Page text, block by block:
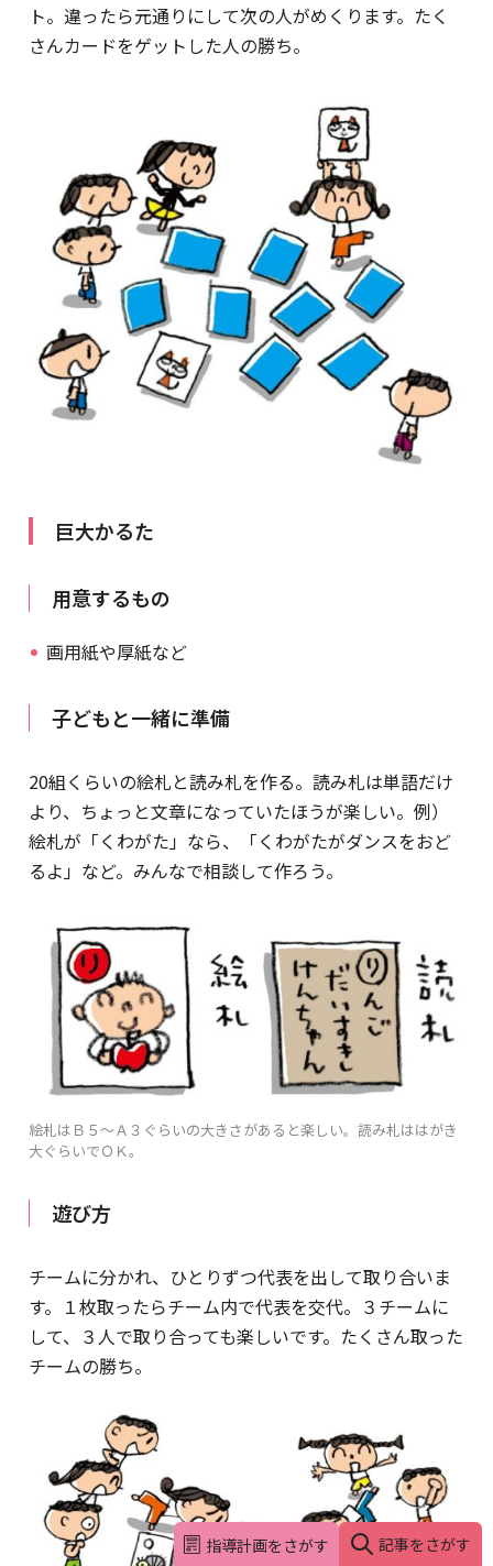
ト。違ったら元通りにして次の人がめくります。たく
さんカードをゲットした人の勝ち。
巨大かるた
用意するもの
画用紙や厚紙など
子どもと一緒に準備
20組くらいの絵札と読み札を作る。読み札は単語だけ
より、ちょっと文章になっていたほうが楽しい。例）
絵札が「くわがた」なら、「くわがたがダンスをおど
るよ」など。みんなで相談して作ろう。
絵札はＢ５～Ａ３ぐらいの大きさがあると楽しい。読み札ははがき
大ぐらいでＯＫ。
遊び方
チームに分かれ、ひとりずつ代表を出して取り合いま
す。１枚取ったらチーム内で代表を交代。３チームに
して、３人で取り合っても楽しいです。たくさん取った
チームの勝ち。
指導計画をさがす 記事をさがす